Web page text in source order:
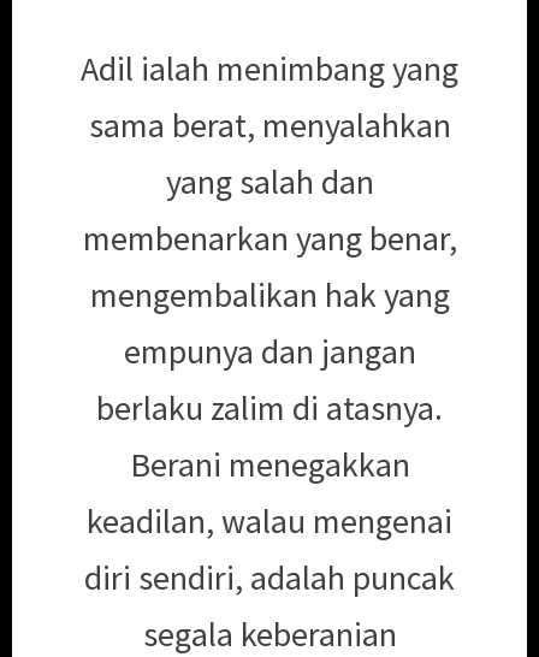
Adil ialah menimbang yang
sama berat, menyalahkan
yang salah dan
membenarkan yang benar,
mengembalikan hak yang
empunya dan jangan
berlaku zalim di atasnya.
Berani menegakkan
keadilan, walau mengenai
diri sendiri, adalah puncak
segala keberanian